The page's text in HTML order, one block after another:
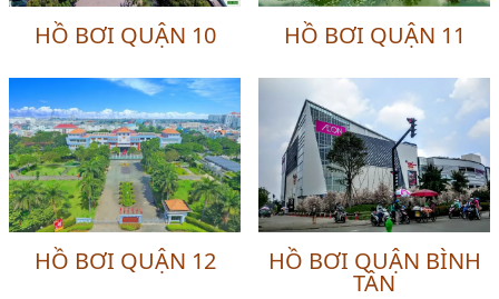
HỒ BƠI QUẬN 10 HỒ BƠI QUẬN 11
HỒ BƠI QUẬN 12 HỒ BƠI QUẬN BÌNH
TÂN